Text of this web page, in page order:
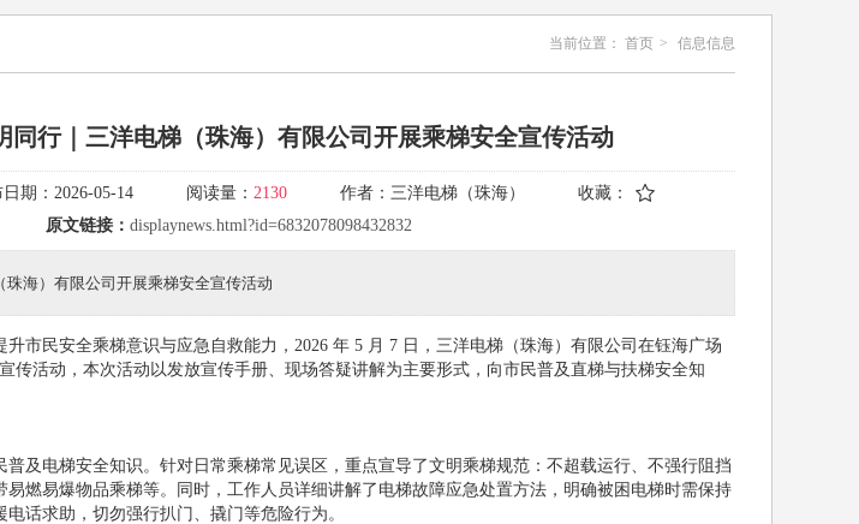
当前位置： 首页 > 信息信息
同行｜三洋电梯（珠海）有限公司开展乘梯安全宣传活动
期： 2026-05-14 阅读量： 2130 作者： 三洋电梯（珠海）
收藏：
原文链接： displaynews.html?id=6832078098432832
海）有限公司开展乘梯安全宣传活动
市民安全乘梯意识与应急自救能力， 2026 年 5 月 7 日，三洋电梯（珠海）有限公司在钰海广场
传活动，本次活动以发放宣传手册、现场答疑讲解为主要形式，向市民普及直梯与扶梯安全知
及电梯安全知识。针对日常乘梯常见误区，重点宣导了文明乘梯规范：不超载运行、不强行阻挡
燃易爆物品乘梯等。同时，工作人员详细讲解了电梯故障应急处置方法，明确被困电梯时需保持
话求助，切勿强行扒门、撬门等危险行为。